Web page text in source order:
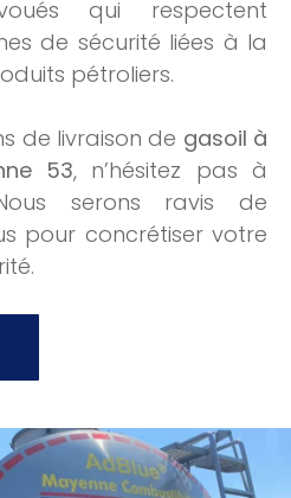
qui respectent
de sécurité liées à la
pétroliers.
de livraison de gasoil à
53, n’hésitez pas à
serons ravis de
pour concrétiser votre